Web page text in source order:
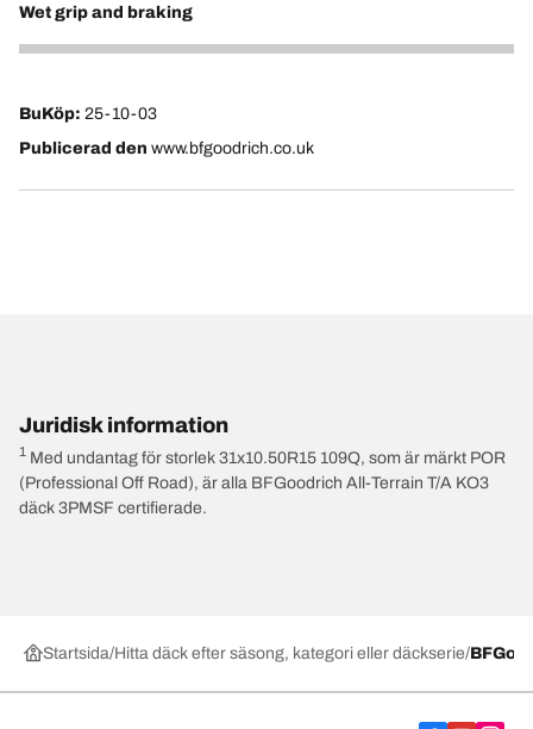
Wet grip and braking
4
BuKöp: 25-10-03
Publicerad den www.bfgoodrich.co.uk
Juridisk information
1 Med undantag för storlek 31x10.50R15 109Q, som är märkt POR
(Professional Off Road), är alla BFGoodrich All-Terrain T/A KO3
däck 3PMSF certifierade.
Startsida Hitta däck efter säsong, kategori eller däckserie